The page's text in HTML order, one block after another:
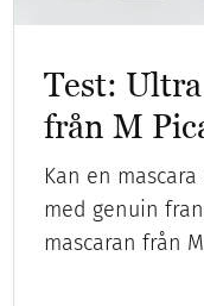
Test:
från M
Kan en
med genuin
mascaran från